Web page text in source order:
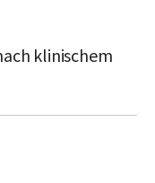
klinischem